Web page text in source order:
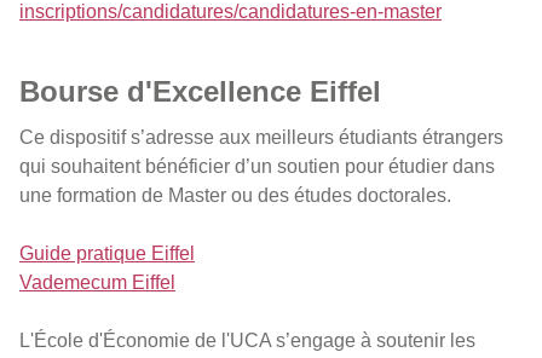
inscriptions/candidatures/candidatures-en-master
Bourse d'Excellence Eiffel
Ce dispositif s’adresse aux meilleurs étudiants étrangers
qui souhaitent bénéficier d’un soutien pour étudier dans
une formation de Master ou des études doctorales.
Guide pratique Eiffel
Vademecum Eiffel
L'École d'Économie de l'UCA s’engage à soutenir les